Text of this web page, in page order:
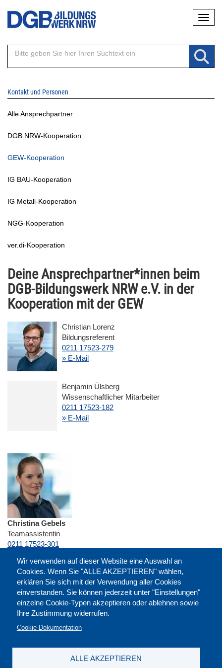
Direkt
Inhalt
Kontakt und Personen
Alle Ansprechpartner
DGB NRW-Kooperation
GEW-Kooperation
IG BAU-Kooperation
IG Metall-Kooperation
NGG-Kooperation
ver.di-Kooperation
Deine Ansprechpartner*innen beim
DGB-Bildungswerk NRW e.V. in der
Kooperation mit der GEW
Christian Lorenz
Bildungsreferent
0211 17523-279
» E-Mail
Benjamin Ülsberg
Wissenschaftlicher Mitarbeiter
0211 17523-182
» E-Mail
Wir verwenden auf dieser Website eine Auswahl an
Cookies. Wenn Sie "ALLE AKZEPTIEREN" wählen,
erklären Sie sich mit der Verwendung aller Cookies
einverstanden. Sie können jederzeit unter "Einstellungen"
einzelne Cookie-Typen akzeptieren oder ablehnen sowie
Ihre Zustimmung widerrufen.
Cookie-Dokumentation
ALLE AKZEPTIEREN
Christina Gebels
Teamassistentin
0211 17523-301